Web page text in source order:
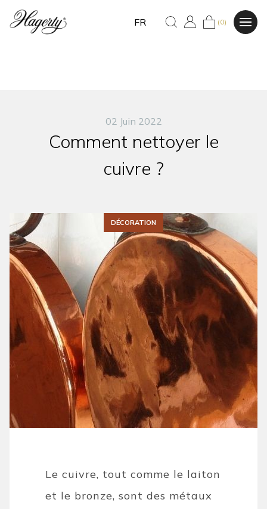
FR (0)
02 Juin 2022
Comment nettoyer le
cuivre ?
DÉCORATION
Le cuivre, tout comme le laiton
et le bronze, sont des métaux